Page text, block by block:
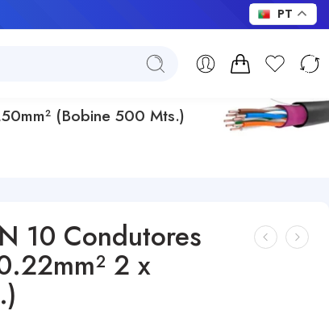
(Bobine 500 Mts.)
10 Condutores
2 x
PT